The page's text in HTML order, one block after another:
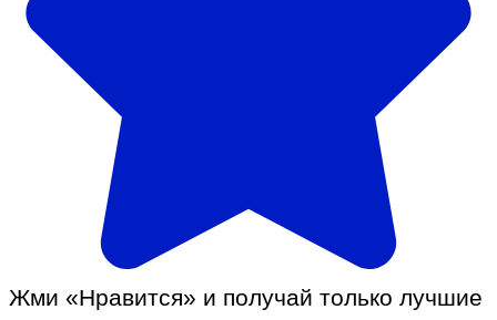
Жми «Нравится» и получай только лучшие